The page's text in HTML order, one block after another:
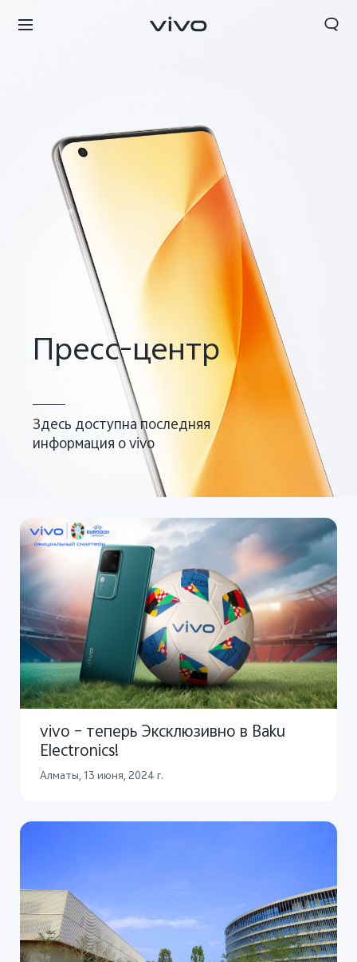
Azerbaijan | Выберите страну/регион
Пресс-центр
Здесь доступна последняя
информация о vivo
vivo – теперь Эксклюзивно в Baku
Electronics!
Алматы, 13 июня, 2024 г.